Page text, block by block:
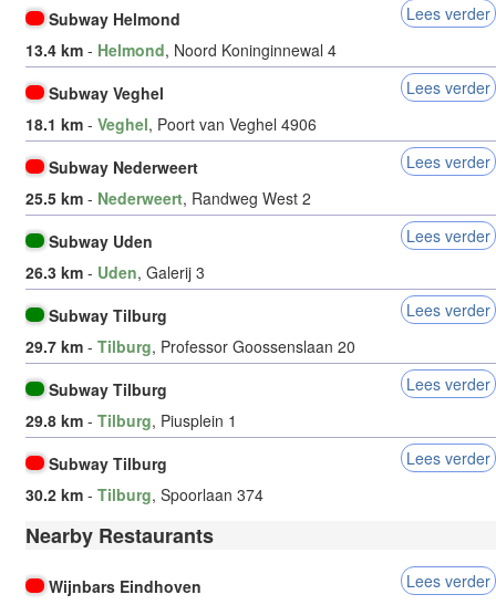
Subway Helmond
Lees verder
13.4 km - Helmond, Noord Koninginnewal 4
Subway Veghel
Lees verder
18.1 km - Veghel, Poort van Veghel 4906
Subway Nederweert
Lees verder
25.5 km - Nederweert, Randweg West 2
Subway Uden
Lees verder
26.3 km - Uden, Galerij 3
Subway Tilburg
Lees verder
29.7 km - Tilburg, Professor Goossenslaan 20
Subway Tilburg
Lees verder
29.8 km - Tilburg, Piusplein 1
Subway Tilburg
Lees verder
30.2 km - Tilburg, Spoorlaan 374
Nearby Restaurants
Wijnbars Eindhoven
Lees verder